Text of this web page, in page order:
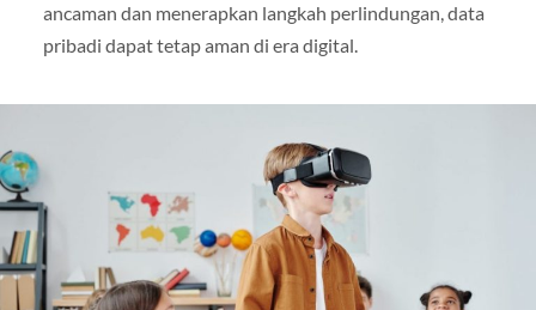
ancaman dan menerapkan langkah perlindungan, data
pribadi dapat tetap aman di era digital.